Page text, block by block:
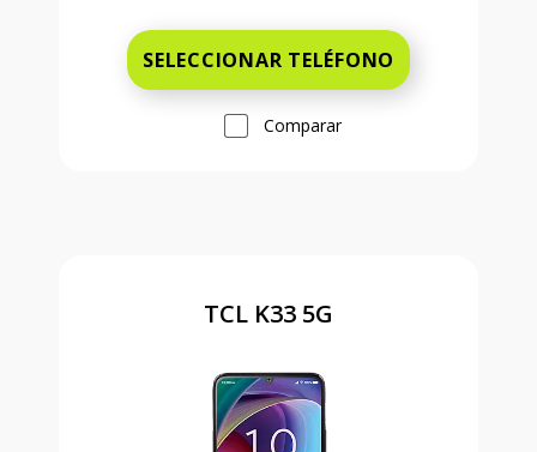
SELECCIONAR TELÉFONO
Comparar
TCL K33 5G